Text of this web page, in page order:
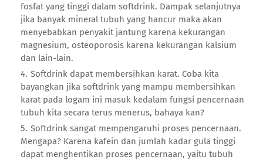
fosfat yang tinggi dalam softdrink. Dampak selanjutnya
jika banyak mineral tubuh yang hancur maka akan
menyebabkan penyakit jantung karena kekurangan
magnesium, osteoporosis karena kekurangan kalsium
dan lain-lain.
Softdrink dapat membersihkan karat. Coba kita
bayangkan jika softdrink yang mampu membersihkan
karat pada logam ini masuk kedalam fungsi pencernaan
tubuh kita secara terus menerus, bahaya kan?
Softdrink sangat mempengaruhi proses pencernaan.
Mengapa? Karena kafein dan jumlah kadar gula tinggi
dapat menghentikan proses pencernaan, yaitu tubuh